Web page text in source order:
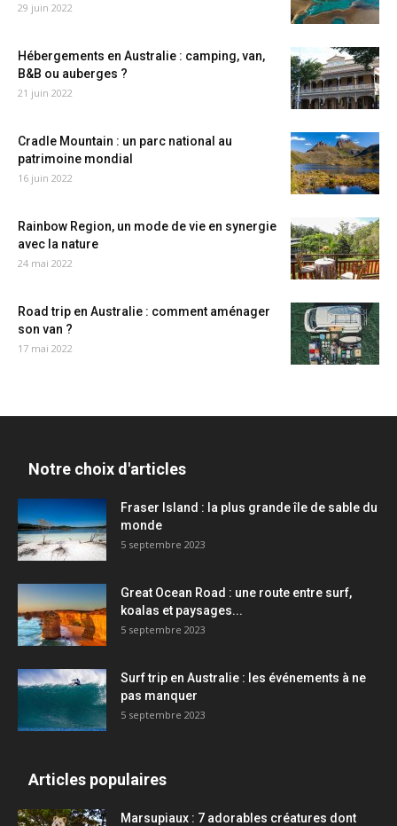
29 juin 2022
Hébergements en Australie : camping, van,
B&B ou auberges ?
21 juin 2022
Cradle Mountain : un parc national au
patrimoine mondial
16 juin 2022
Rainbow Region, un mode de vie en synergie
avec la nature
24 mai 2022
Road trip en Australie : comment aménager
son van ?
17 mai 2022
Notre choix d'articles
Fraser Island : la plus grande île de sable du
monde
5 septembre 2023
Great Ocean Road : une route entre surf,
koalas et paysages...
5 septembre 2023
Surf trip en Australie : les événements à ne
pas manquer
5 septembre 2023
Articles populaires
Marsupiaux : 7 adorables créatures dont